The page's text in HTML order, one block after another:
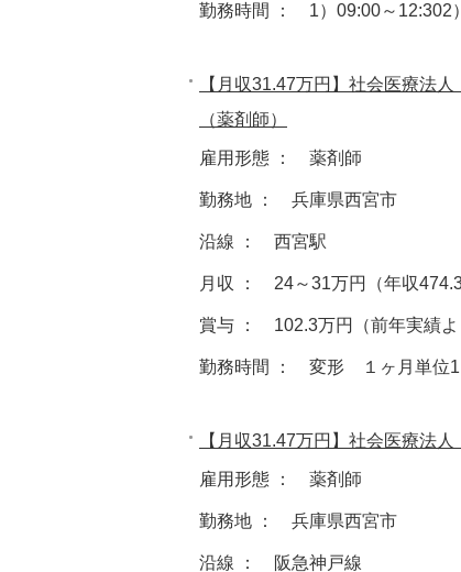
勤務時間 ： 1）09:00～12:302
【月収31.47万円】社会医療法
（薬剤師）
雇用形態 ： 薬剤師
勤務地 ： 兵庫県西宮市
沿線 ： 西宮駅
月収 ： 24～31万円（年収474.3
賞与 ： 102.3万円（前年実績よ
勤務時間 ： 変形 １ヶ月単位1
【月収31.47万円】社会医療法
雇用形態 ： 薬剤師
勤務地 ： 兵庫県西宮市
沿線 ： 阪急神戸線